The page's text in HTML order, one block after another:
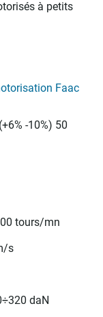
à petits
Faac
-10%) 50
tours/mn
s
daN